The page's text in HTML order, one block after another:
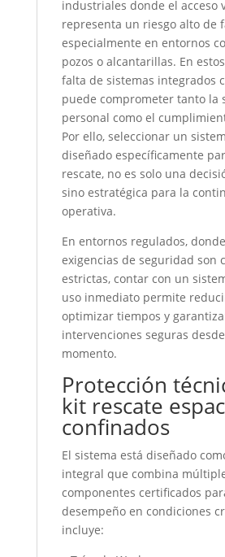
industriales donde el acceso
representa un riesgo alto de
especialmente en entornos
pozos o alcantarillas. En
falta de sistemas integrados
puede comprometer tanto la
personal como el
Por ello, seleccionar un
diseñado específicamente
rescate, no es solo una
sino estratégica para la
operativa.
En entornos regulados,
exigencias de seguridad son
estrictas, contar con un
uso inmediato permite
optimizar tiempos y
intervenciones seguras
momento.
Protección
kit rescate
confinados
El sistema está diseñado
integral que combina
componentes certificados
desempeño en condiciones
incluye: